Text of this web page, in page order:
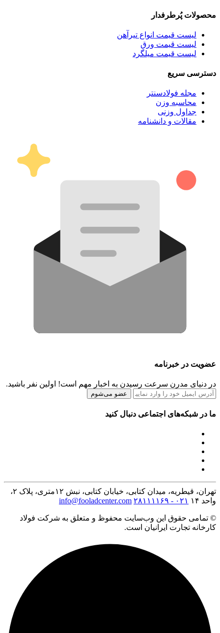
محصولات پُرطرفدار
لیست قیمت انواع تیرآهن
لیست قیمت ورق
لیست قیمت میلگرد
دسترسی سریع
مجله فولادسنتر
محاسبه وزن
جداول وزنی
مقالات و دانشنامه
عضویت در خبرنامه
در دنیای مدرن سرعت رسیدن به اخبار مهم است! اولین نفر باشید.
عضو می‌شوم
ما در شبکه‌های اجتماعی دنبال کنید
تهران، قیطریه، میدان کتابی، خیابان کتابی، نبش ۱۲متری، پلاک ۲،
واحد ۱۴
۰۲۱ - ۲۸۱۱۱۱۶۹ info@fooladcenter.com
© تمامی حقوق این وب‌سایت محفوظ و متعلق به شرکت فولاد
کارخانه تجارت ایرانیان است.